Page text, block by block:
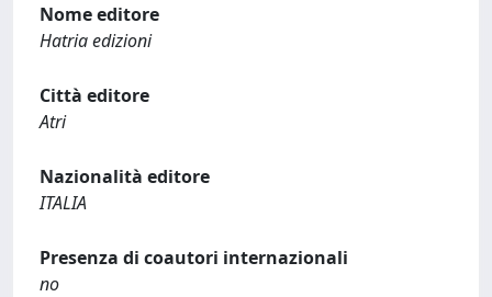
Nome editore
Hatria edizioni
Città editore
Atri
Nazionalità editore
ITALIA
Presenza di coautori internazionali
no